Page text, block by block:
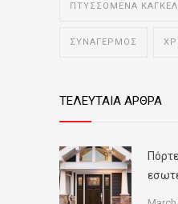
ΠΤΥΣΣΟΜΕΝΑ
ΣΥΝΑΓΕΡΜΟΣ
ΤΕΛΕΥΤΑΙΑ ΑΡΘΡΑ